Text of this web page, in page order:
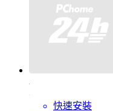
快速安裝